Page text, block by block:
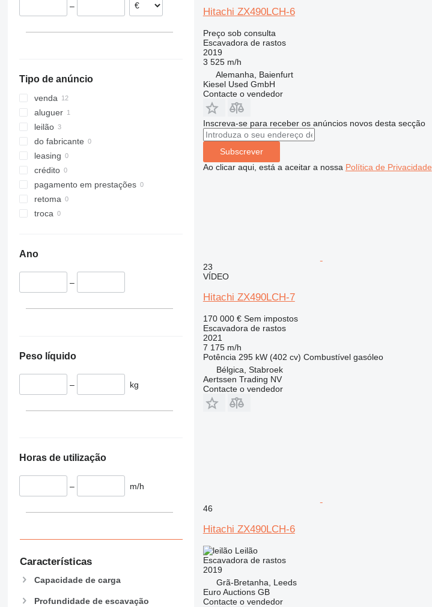
325
326
329
330
336
340
345
349
350
365
395
C-series
M-series
ZX225
ZX280
ZX300
ZX330
ZX350
ZX360
ZX400
ZX450
ZX470
ZX490
ZX520
ZX690
ZX870
Irlanda
–
Tipo de anúncio
venda
aluguer
leilão
do fabricante
leasing
crédito
pagamento em prestações
retoma
troca
Ano
–
Peso líquido
– kg
Horas de utilização
– m/h
Características
Capacidade de carga
Profundidade de escavação
Hitachi ZX490LCH-6
Preço sob consulta
Escavadora de rastos
2019
3 525 m/h
Alemanha, Baienfurt
Kiesel Used GmbH
Contacte o vendedor
Inscreva-se para receber os anúncios novos desta secção
Subscrever
Ao clicar aqui, está a aceitar a nossa Política de Privacidade
23
VÍDEO
Hitachi ZX490LCH-7
170 000 € Sem impostos
Escavadora de rastos
2021
7 175 m/h
Potência 295 kW (402 cv) Combustível gasóleo
Bélgica, Stabroek
Aertssen Trading NV
Contacte o vendedor
46
Hitachi ZX490LCH-6
Leilão
Escavadora de rastos
2019
Grã-Bretanha, Leeds
Euro Auctions GB
Contacte o vendedor